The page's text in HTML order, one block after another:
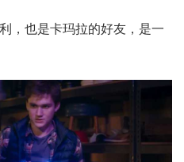
，也是卡玛拉的好友，是一